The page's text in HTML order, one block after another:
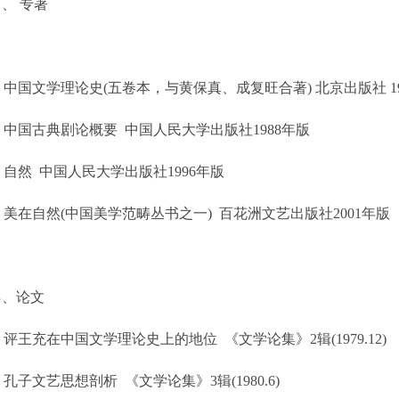
专著
中国文学理论史(五卷本，与黄保真、成复旺合著) 北京出版社
中国古典剧论概要 中国人民大学出版社1988年版
自然 中国人民大学出版社1996年版
美在自然(中国美学范畴丛书之一) 百花洲文艺出版社2001年版
论文
评王充在中国文学理论史上的地位 《文学论集》 2辑(1979.12)
孔子文艺思想剖析 《文学论集》 3辑(1980.6)